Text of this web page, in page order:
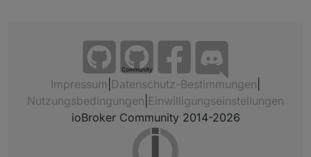
Community
Impressum Datenschutz-Bestimmungen
Nutzungsbedingungen Einwilligungseinstellungen
ioBroker Community 2014-2026